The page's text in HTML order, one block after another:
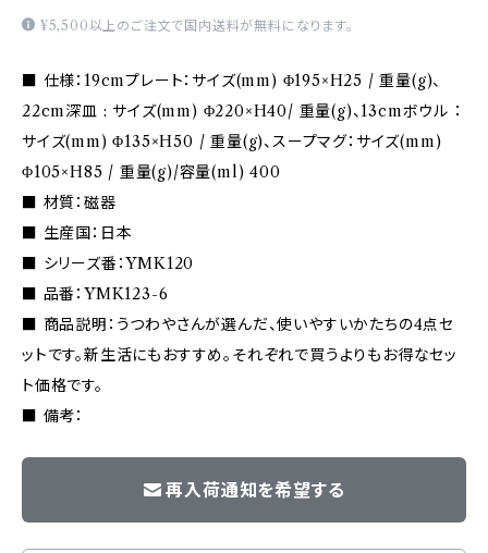
¥5,500以上のご注文で国内送料が無料になります。
■ 仕様：19cmプレート：サイズ(mm) Φ195×H25 / 重量(g)、
22cm深皿 : サイズ(mm) Φ220×H40/ 重量(g)、13cmボウル ：
サイズ(mm) Φ135×H50 / 重量(g)、スープマグ：サイズ(mm)
Φ105×H85 / 重量(g)/容量(ml) 400
■ 材質：磁器
■ 生産国：日本
■ シリーズ番：YMK120
■ 品番：YMK123-6
■ 商品説明：うつわやさんが選んだ、使いやすいかたちの4点セ
ットです。新生活にもおすすめ。それぞれで買うよりもお得なセッ
ト価格です。
■ 備考：
再入荷通知を希望する